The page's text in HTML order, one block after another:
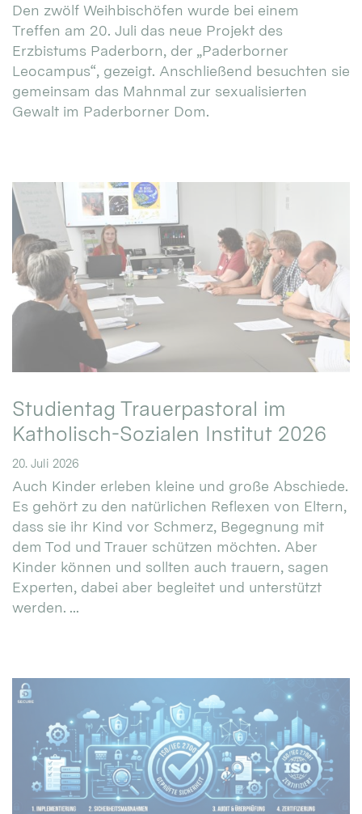
Den zwölf Weihbischöfen wurde bei einem
Treffen am 20. Juli das neue Projekt des
Erzbistums Paderborn, der „Paderborner
Leocampus“, gezeigt. Anschließend besuchten sie
gemeinsam das Mahnmal zur sexualisierten
Gewalt im Paderborner Dom.
Studientag Trauerpastoral im
Katholisch-Sozialen Institut 2026
20. Juli 2026
Auch Kinder erleben kleine und große Abschiede.
Es gehört zu den natürlichen Reflexen von Eltern,
dass sie ihr Kind vor Schmerz, Begegnung mit
dem Tod und Trauer schützen möchten. Aber
Kinder können und sollten auch trauern, sagen
Experten, dabei aber begleitet und unterstützt
werden. ...